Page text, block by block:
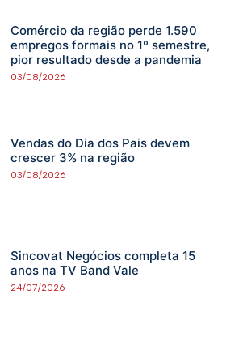
Comércio da região perde 1.590
empregos formais no 1º semestre,
pior resultado desde a pandemia
03/08/2026
Vendas do Dia dos Pais devem
crescer 3% na região
03/08/2026
Sincovat Negócios completa 15
anos na TV Band Vale
24/07/2026